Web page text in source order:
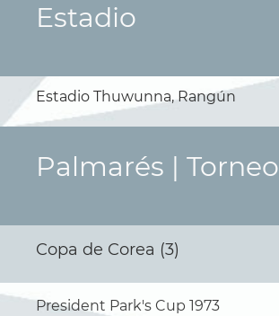
Estadio
Estadio Thuwunna, Rangún
Palmarés | Torneo
Copa de Corea (3)
President Park's Cup 1973